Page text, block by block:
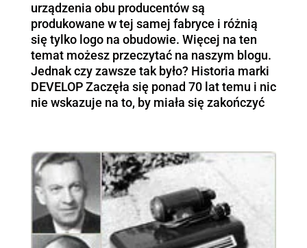
urządzenia obu producentów są
produkowane w tej samej fabryce i różnią
się tylko logo na obudowie. Więcej na ten
temat możesz przeczytać na naszym blogu.
Jednak czy zawsze tak było? Historia marki
DEVELOP Zaczęła się ponad 70 lat temu i nic
nie wskazuje na to, by miała się zakończyć